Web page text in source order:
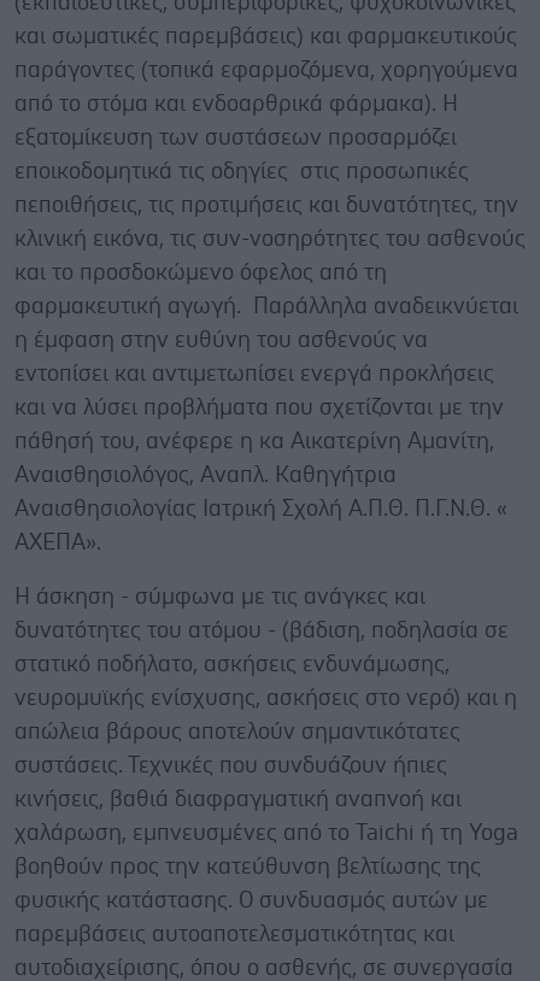
και σωματικές παρεμβάσεις) και φαρμακευτικούς
παράγοντες (τοπικά εφαρμοζόμενα, χορηγούμενα
από το στόμα και ενδοαρθρικά φάρμακα). Η
εξατομίκευση των συστάσεων προσαρμόζει
εποικοδομητικά τις οδηγίες στις προσωπικές
πεποιθήσεις, τις προτιμήσεις και δυνατότητες, την
κλινική εικόνα, τις συν-νοσηρότητες του ασθενούς
και το προσδοκώμενο όφελος από τη
φαρμακευτική αγωγή. Παράλληλα αναδεικνύεται
η έμφαση στην ευθύνη του ασθενούς να
εντοπίσει και αντιμετωπίσει ενεργά προκλήσεις
και να λύσει προβλήματα που σχετίζονται με την
πάθησή του, ανέφερε η κα Αικατερίνη Αμανίτη,
Αναισθησιολόγος, Αναπλ. Καθηγήτρια
Αναισθησιολογίας Ιατρική Σχολή Α.Π.Θ. Π.Γ.Ν.Θ. «
ΑΧΕΠΑ».
Η άσκηση - σύμφωνα με τις ανάγκες και
δυνατότητες του ατόμου - (βάδιση, ποδηλασία σε
στατικό ποδήλατο, ασκήσεις ενδυνάμωσης,
νευρομυϊκής ενίσχυσης, ασκήσεις στο νερό) και η
απώλεια βάρους αποτελούν σημαντικότατες
συστάσεις. Τεχνικές που συνδυάζουν ήπιες
κινήσεις, βαθιά διαφραγματική αναπνοή και
χαλάρωση, εμπνευσμένες από το Taichi ή τη Yoga
βοηθούν προς την κατεύθυνση βελτίωσης της
φυσικής κατάστασης. Ο συνδυασμός αυτών με
παρεμβάσεις αυτοαποτελεσματικότητας και
αυτοδιαχείρισης, όπου ο ασθενής, σε συνεργασία